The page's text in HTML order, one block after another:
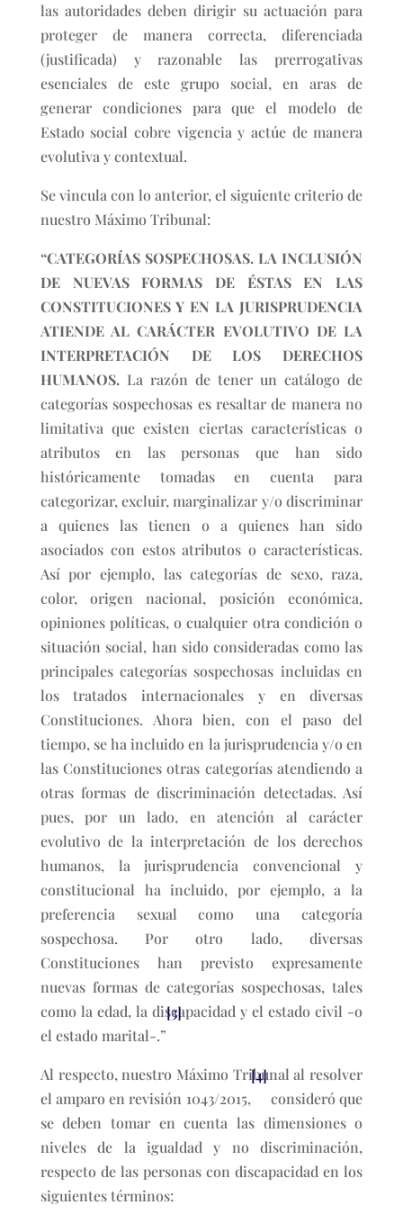
las autoridades deben dirigir su actuación para
proteger de manera correcta, diferenciada
(justificada) y razonable las prerrogativas
esenciales de este grupo social, en aras de
generar condiciones para que el modelo de
Estado social cobre vigencia y actúe de manera
evolutiva y contextual.
Se vincula con lo anterior, el siguiente criterio de
nuestro Máximo Tribunal:
“CATEGORÍAS SOSPECHOSAS. LA INCLUSIÓN
DE NUEVAS FORMAS DE ÉSTAS EN LAS
CONSTITUCIONES Y EN LA JURISPRUDENCIA
ATIENDE AL CARÁCTER EVOLUTIVO DE LA
INTERPRETACIÓN DE LOS DERECHOS
HUMANOS.La razón de tener un catálogo de
categorías sospechosas es resaltar de manera no
limitativa que existen ciertas características o
atributos en las personas que han sido
históricamente tomadas en cuenta para
categorizar, excluir, marginalizar y/o discriminar
a quienes las tienen o a quienes han sido
asociados con estos atributos o características.
Así por ejemplo, las categorías de sexo, raza,
color, origen nacional, posición económica,
opiniones políticas, o cualquier otra condición o
situación social, han sido consideradas como las
principales categorías sospechosas incluidas en
los tratados internacionales y en diversas
Constituciones. Ahora bien, con el paso del
tiempo, se ha incluido en la jurisprudencia y/o en
las Constituciones otras categorías atendiendo a
otras formas de discriminación detectadas. Así
pues, por un lado, en atención al carácter
evolutivo de la interpretación de los derechos
humanos, la jurisprudencia convencional y
constitucional ha incluido, por ejemplo, a la
preferencia sexual como una categoría
sospechosa. Por otro lado, diversas
Constituciones han previsto expresamente
nuevas formas de categorías sospechosas, tales
como la edad, la discapacidad y el estado civil -o
el estado marital-.”
[3]
Al respecto, nuestro Máximo Tribunal al resolver
el amparo en revisión 1043/2015,
[4]
consideró que
se deben tomar en cuenta las dimensiones o
niveles de la igualdad y no discriminación,
respecto de las personas con discapacidad en los
siguientes términos: